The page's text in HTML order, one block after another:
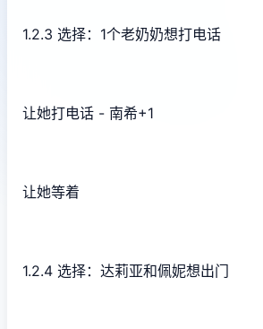
1.2.3 选择：1个老奶奶想打电话
让她打电话 - 南希+1
让她等着
1.2.4 选择：达莉亚和佩妮想出门